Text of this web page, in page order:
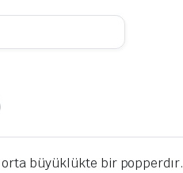
büyüklükte bir popperdır.